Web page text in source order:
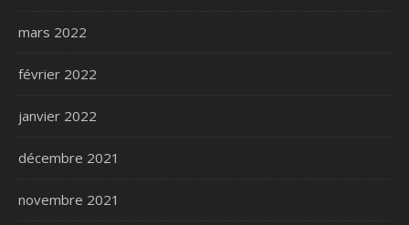
mars 2022
février 2022
janvier 2022
décembre 2021
novembre 2021